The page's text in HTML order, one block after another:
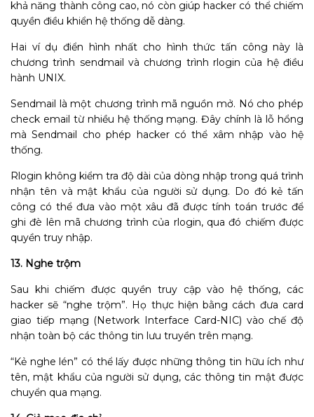
khả năng thành công cao, nó còn giúp hacker có thể chiếm
quyền điều khiển hệ thống dễ dàng.
Hai ví dụ điển hình nhất cho hình thức tấn công này là
chương trình sendmail và chương trình rlogin của hệ điều
hành UNIX.
Sendmail là một chương trình mã nguồn mở. Nó cho phép
check email từ nhiều hệ thống mạng. Đây chính là lỗ hổng
mà Sendmail cho phép hacker có thể xâm nhập vào hệ
thống.
Rlogin không kiểm tra độ dài của dòng nhập trong quá trình
nhận tên và mật khẩu của người sử dụng. Do đó kẻ tấn
công có thể đưa vào một xâu đã được tính toán trước để
ghi đè lên mã chương trình của rlogin, qua đó chiếm được
quyền truy nhập.
13. Nghe trộm
Sau khi chiếm được quyền truy cập vào hệ thống, các
hacker sẽ “nghe trộm”. Họ thực hiện bằng cách đưa card
giao tiếp mạng (Network Interface Card-NIC) vào chế độ
nhận toàn bộ các thông tin lưu truyền trên mạng.
“Kẻ nghe lén” có thể lấy được những thông tin hữu ích như
tên, mật khẩu của người sử dụng, các thông tin mật được
chuyển qua mạng.